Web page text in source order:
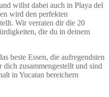
willst dabei auch in Playa del
wird den perfekten
Wir verraten dir die 20
die du in deinem
beste Essen, die aufregendsten
zusammengestellt und sind
in Yucatan bereichern